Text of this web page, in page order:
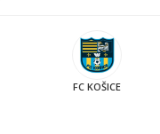
FC KOŠICE